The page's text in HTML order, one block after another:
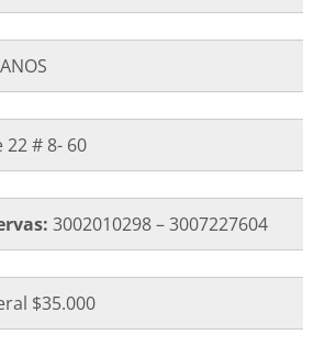
22 # 8- 60
3002010298 – 3007227604
$35.000